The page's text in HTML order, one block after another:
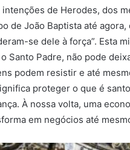
intenções de Herodes, dos
de João Baptista até
se dele à força”. Esta
Santo Padre, não pode
podem resistir e até
proteger o que é
À nossa volta, uma
em negócios até